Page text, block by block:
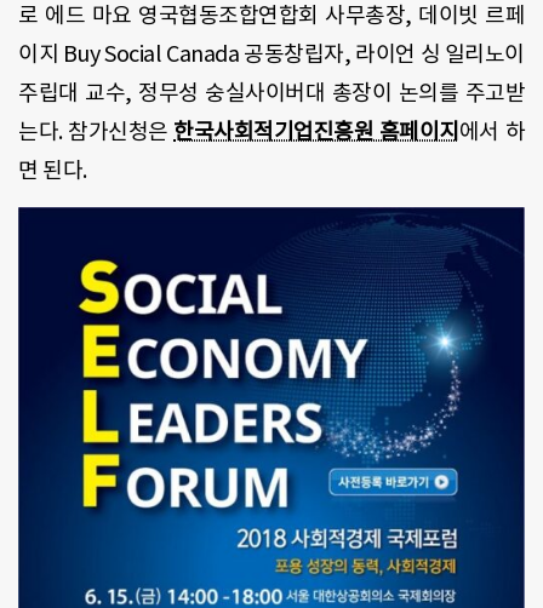
로 에드 마요 영국협동조합연합회 사무총장, 데이빗 르페
이지 Buy Social Canada 공동창립자, 라이언 싱 일리노이
주립대 교수, 정무성 숭실사이버대 총장이 논의를 주고받
는다. 참가신청은 한국사회적기업진흥원 홈페이지 에서 하
면 된다.